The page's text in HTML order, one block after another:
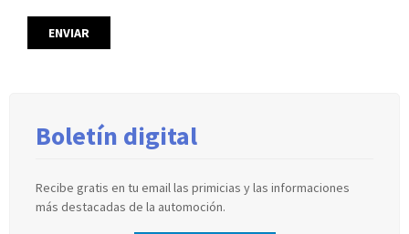
Boletín digital
Recibe gratis en tu email las primicias y las informaciones
más destacadas de la automoción.